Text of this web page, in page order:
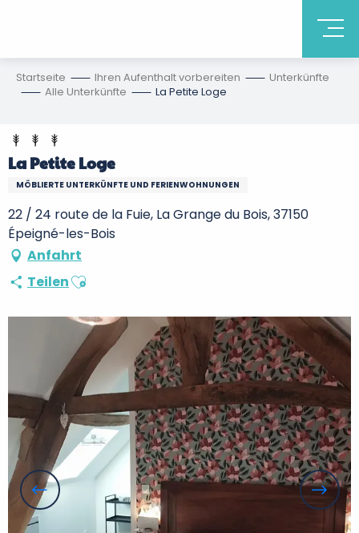
Startseite Ihren Aufenthalt vorbereiten
Unterkünfte
Alle Unterkünfte
La Petite Loge
La Petite Loge
MÖBLIERTE UNTERKÜNFTE UND FERIENWOHNUNGEN
22 / 24 route de la Fuie, La Grange du Bois, 37150
Épeigné-les-Bois
Anfahrt
TeilenAjouter aux favoris